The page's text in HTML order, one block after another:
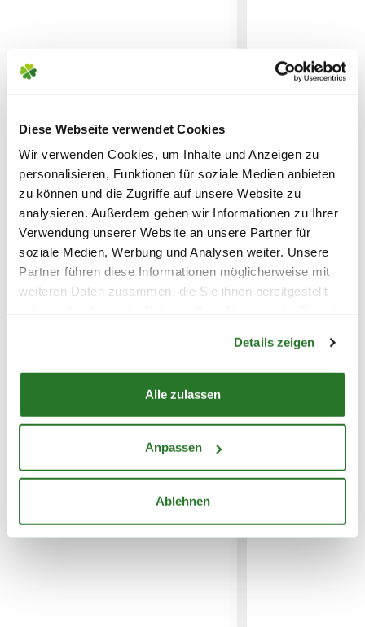
Diese Webseite verwendet Cookies
Wir verwenden Cookies, um Inhalte und Anzeigen zu
personalisieren, Funktionen für soziale Medien anbieten
zu können und die Zugriffe auf unsere Website zu
analysieren. Außerdem geben wir Informationen zu Ihrer
Verwendung unserer Website an unsere Partner für
soziale Medien, Werbung und Analysen weiter. Unsere
Partner führen diese Informationen möglicherweise mit
weiteren Daten zusammen, die Sie ihnen bereitgestellt
Details zeigen
Alle zulassen
Anpassen
Ablehnen
6,95€
für Standardpakete (z.B.Dünger oder
SPERRGUTVERSAND
14,95€
SPEDITIONSVERSAND
29,95€
Bio-Jungpflanze Cherry
Tomate 'Trixi', 12 cm Topf
4,99
inkl. MwSt.zzgl. Versandkosten
Fleischtomate
Krimm', 7 cm
4,99
inkl. MwSt.zzgl.
WEITERE PRODUKTE